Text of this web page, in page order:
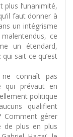
l’unanimité,
faut donner à
un intégrisme
ce
un étendard,
sait ce qu’est
connaît pas
qui prévaut en
politique
qualifient
Comment gérer
de plus en plus